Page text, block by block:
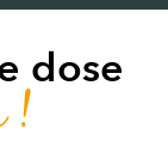
dose
!